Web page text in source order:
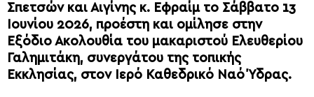
Σπετσών και Αιγίνης κ. Εφραίμ το Σάββατο 13
Ιουνίου 2026, προέστη και ομίλησε στην
Εξόδιο Ακολουθία του μακαριστού Ελευθερίου
Γαλημιτάκη, συνεργάτου της τοπικής
Εκκλησίας, στον Ιερό Καθεδρικό Ναό Ύδρας.